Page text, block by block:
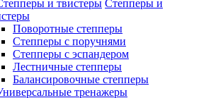
Степперы и
Поворотные степперы
Степперы с поручнями
Степперы с эспандером
Лестничные степперы
Балансировочные степперы